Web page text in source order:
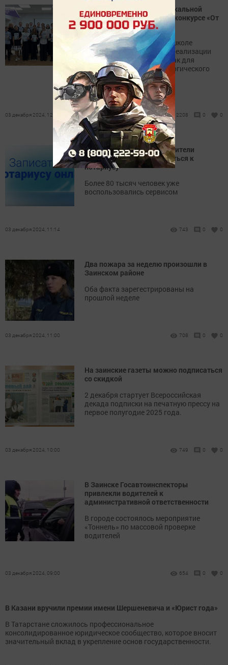
Учащиеся Заинской музыкальной
школы приняли участие в конкурсе «От
сердца к сердцу»
В Заинской музыкальной школе
созданы все условия для реализации
творческого потенциала как для
учащихся, так и для педагогического
коллектива.
03 декабря 2024, 12:00 2208 0 0
На портале Госуслуги РТ жители
Татарстана смогут записаться к
нотариусу
Более 80 тысяч человек уже
воспользовались сервисом
03 декабря 2024, 11:14 743 0 0
Два пожара за неделю произошли в
Заинском районе
Оба факта зарегестрированы на
прошлой неделе
03 декабря 2024, 11:00 708 0 0
На заинские газеты можно подписаться
со скидкой
2 декабря стартует Всероссийская
декада подписки на печатную прессу на
первое полугодие 2025 года.
03 декабря 2024, 10:00 749 0 0
В Заинске Госавтоинспекторы
привлекли водителей к
административной ответственности
В городе состоялось мероприятие
«Тоннель» по массовой проверке
водителей
03 декабря 2024, 09:00 654 0 0
В Казани вручили премии имени Шершеневича и «Юрист года»
В Татарстане сложилось профессиональное
консолидированное юридическое сообщество, которое вносит
значительный вклад в укрепление основ государственности.